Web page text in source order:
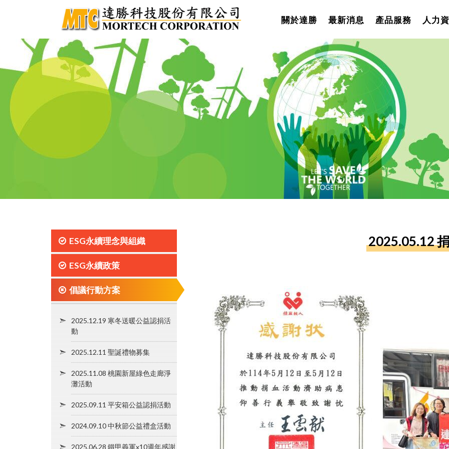
關於達勝 最新消息 產品服務 人力
2025.05.12
ESG永續理念與組織
ESG永續政策
倡議行動方案
2025.12.19 寒冬送暖公益認捐活
動
2025.12.11 聖誕禮物募集
2025.11.08 桃園新屋綠色走廊淨
灘活動
2025.09.11 平安箱公益認捐活動
2024.09.10 中秋節公益禮盒活動
2025.06.28 鐵甲義軍x10週年感謝